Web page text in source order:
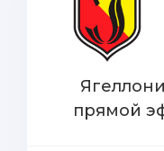
прямой